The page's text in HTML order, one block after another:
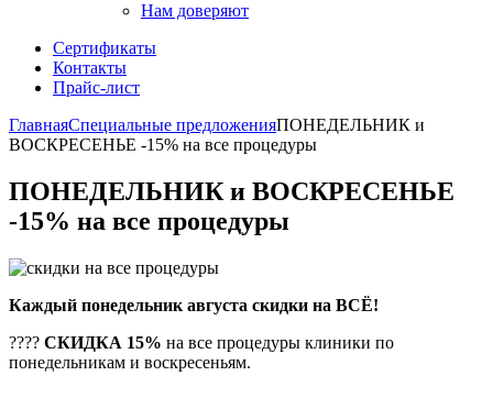
Нам доверяют
Сертификаты
Контакты
Прайс-лист
ГлавнаяСпециальные предложенияПОНЕДЕЛЬНИК и
ВОСКРЕСЕНЬЕ -15% на все процедуры
ПОНЕДЕЛЬНИК и ВОСКРЕСЕНЬЕ
-15% на все процедуры
Каждый понедельник августа скидки на ВСЁ!
???? СКИДКА 15% на все процедуры клиники по
понедельникам и воскресеньям.